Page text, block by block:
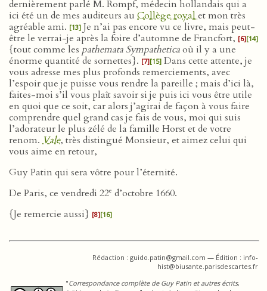
dernièrement parlé M. Rompf, médecin hollandais qui a
ici été un de mes auditeurs au Collège royalet mon très
agréable ami. [13] Je n’ai pas encore vu ce livre, mais peut-
être le verrai-je après la foire d’automne de Francfort, [6][14]
{tout comme les pathemata Sympatheticaoù il y a une
énorme quantité de sornettes}. [7][15] Dans cette attente, je
vous adresse mes plus profonds remerciements, avec
l’espoir que je puisse vous rendre la pareille ; mais d’ici là,
faites-moi s’il vous plaît savoir si je puis ici vous être utile
en quoi que ce soit, car alors j’agirai de façon à vous faire
comprendre quel grand cas je fais de vous, moi qui suis
l’adorateur le plus zélé de la famille Horst et de votre
renom. Vale, très distingué Monsieur, et aimez celui qui
vous aime en retour,
Guy Patin qui sera vôtre pour l’éternité.
De Paris, ce vendredi 22e d’octobre 1660.
{Je remercie aussi} [8][16]
Rédaction : guido.patin@gmail.com — Édition : info-
hist@biusante.parisdescartes.fr
"Correspondance complète de Guy Patin et autres écrits,